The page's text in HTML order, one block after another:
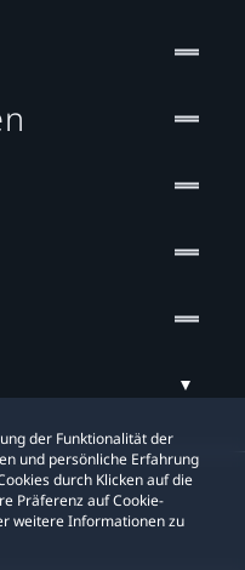
der Funktionalität der
und persönliche Erfahrung
durch Klicken auf die
Präferenz auf Cookie-
weitere Informationen zu